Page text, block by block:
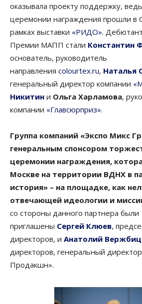
оказывала проекту поддержку,
церемонии награждения прошли в
рамках выставки «РИДО».
Премии МАПП стали Константин
основатель, руководитель
направления colourtex.ru, Наталья
генеральный директор компании
Никитин и Ольга Харламова,
компании «Главсюрприз».
Группа компаний «Экспо Микс
генеральным спонсором
церемонии награждения,
Москве на территории ВДНХ в
история» – на площадке, как
отвечающей идеологии и
со стороны данного партнера были
приглашены Сергей Клюев,
директоров, и Анатолий
директоров, генеральный
Продакшн».